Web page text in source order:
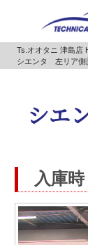
Ts.オオタニ 津島店
シエンタ 左リア側
シエ
入庫時